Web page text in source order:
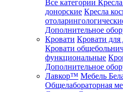
Все категории
донорские Кресла
Дополнительное
Кровати Кровати
Кровати
функциональные
Дополнительное
Лавкор™ Мебель
Общелабораторная